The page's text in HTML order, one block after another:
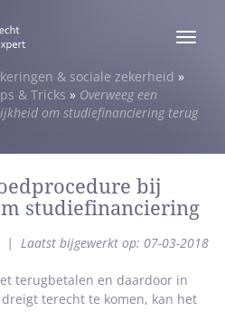
Toggle
& sociale zekerheid »
& Tricks » Overweeg een
om studiefinanciering terug
bij
studiefinanciering
| Laatst bijgewerkt op: 07-03-2018
terugbetalen en daardoor in
terecht te komen, kan het